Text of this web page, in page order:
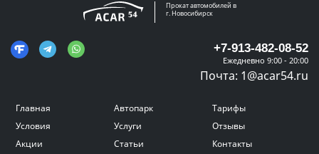
Прокат автомобилей в
г. Новосибирск
+7-913-482-08-52
Ежедневно 9:00 - 20:00
Почта: 1@acar54.ru
Главная Автопарк
Тарифы
Условия
Услуги
Отзывы
Акции
Статьи
Контакты